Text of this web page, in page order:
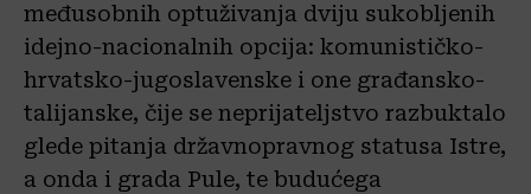
međusobnih optuživanja dviju sukobljenih
idejno-nacionalnih opcija: komunističko-
hrvatsko-jugoslavenske i one građansko-
talijanske, čije se neprijateljstvo razbuktalo
glede pitanja državnopravnog statusa Istre,
a onda i grada Pule, te budućega